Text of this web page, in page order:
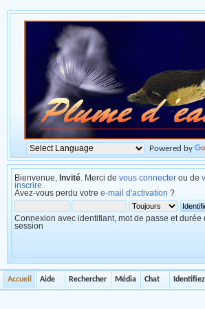
Powered by
Bienvenue, Invité . Merci de vous connecter ou de
inscrire
Avez-vous perdu votre e-mail d'activation ?
Connexion avec identifiant, mot de passe et durée
session
Accueil Aide Rechercher Média Chat